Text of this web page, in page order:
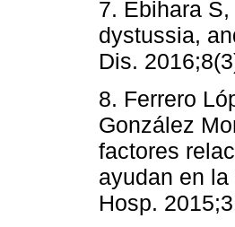
7. Ebihara
dystussia,
Dis.
8. Ferrero
González
factores
ayudan en
Hosp.